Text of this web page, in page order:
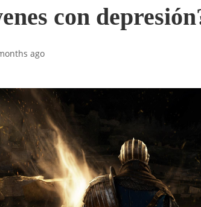
con
ago